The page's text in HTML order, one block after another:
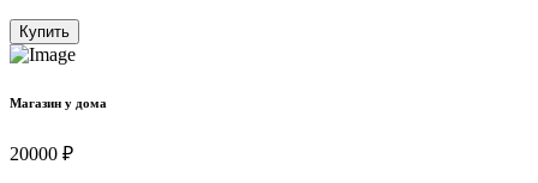
Купить
Магазин у дома
20000 ₽